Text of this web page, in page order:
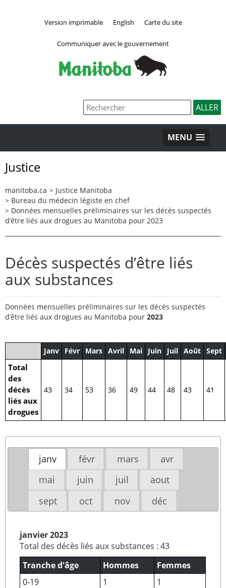
Version imprimable English Carte du site
Communiquer avec le gouvernement
MENU
Justice
manitoba.ca > Justice Manitoba
> Bureau du médecin légiste en chef
> Données mensuelles préliminaires sur les décès suspectés
d’être liés aux drogues au Manitoba pour 2023
Décès suspectés d’être liés
aux substances
Données mensuelles préliminaires sur les décès suspectés
d’être liés aux drogues au Manitoba pour 2023
Janv Févr Mars Avril Mai Juin Juil Août Sept
Total
des
décès
liés aux
drogues
43 34 53 36 49 44 48 43 41
janv févr mars
avr
mai
juin juil
aout
sept
oct nov déc
janvier 2023
Total des décès liés aux substances : 43
Tranche d'âge
Hommes
Femmes
0-19
1
1